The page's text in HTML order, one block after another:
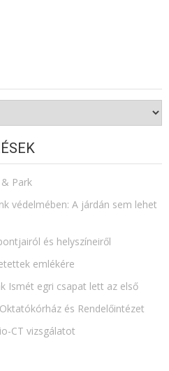
Park
védelmében: A járdán sem lehet
és helyszíneiről
emlékére​
Ismét egri csapat lett az első
és Rendelőintézet
CT vizsgálatot